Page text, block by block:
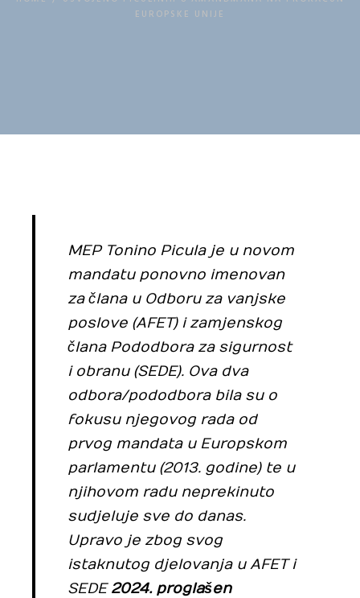
EUROPSKE UNIJE
MEP Tonino Picula je u novom
mandatu ponovno imenovan
za člana u Odboru za vanjske
poslove (AFET) i zamjenskog
člana Pododbora za sigurnost
i obranu (SEDE). Ova dva
odbora/pododbora bila su o
fokusu njegovog rada od
prvog mandata u Europskom
parlamentu (2013. godine) te u
njihovom radu neprekinuto
sudjeluje sve do danas.
Upravo je zbog svog
istaknutog djelovanja u AFET i
SEDE2024. proglašen